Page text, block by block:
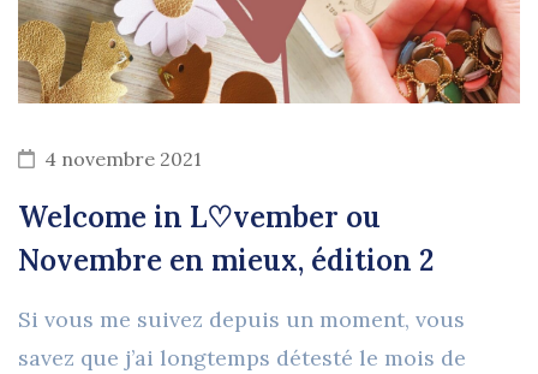
4 novembre 2021
Welcome in L♡vember ou
Novembre en mieux, édition 2
Si vous me suivez depuis un moment, vous
savez que j’ai longtemps détesté le mois de